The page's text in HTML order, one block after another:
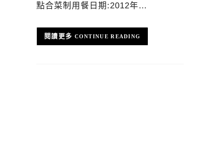
點合菜制用餐日期:2012年…
CONTINUE READING